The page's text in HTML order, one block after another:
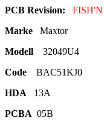
PCB Revision:
FISH'N
Marke
Maxtor
Modell
32049U4
Code
BAC51KJ0
HDA 13A
PCBA 05B